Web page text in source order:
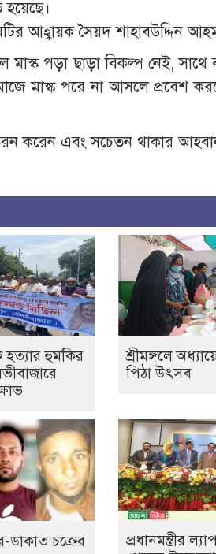
হয়েছে।
আহ্বায়ক সৈয়দ শাহাবউদ্দিন
পড়া ছাড়া বিকল্প নেই, সাথে
মাস্ক পরে না আসলে প্রবেশ
করেন এবং সচেতন থাকার
হত্যার হুমকির
শ্রীমঙ্গলে
পিঠা উৎসব
ডাকাত চক্রের
প্রধানমন্ত্রীর